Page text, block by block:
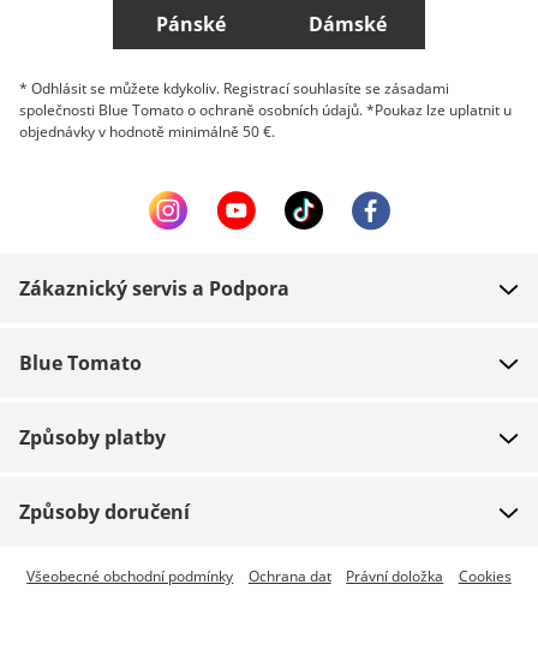
Pánské Dámské
* Odhlásit se můžete kdykoliv. Registrací souhlasíte se zásadami
společnosti Blue Tomato o ochraně osobních údajů. *Poukaz lze uplatnit u
objednávky v hodnotě minimálně 50 €.
Zákaznický servis a Podpora
Platba
Navrácení zboží
Sledování zásilky
Blue Tomato
Práce
Blue World
Způsoby platby
Způsoby doručení
Expresní doručení je dostupné
Všeobecné obchodní podmínky Ochrana dat Právní doložka Cookies